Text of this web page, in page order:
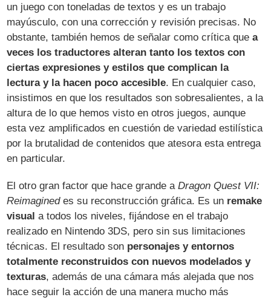
un juego con toneladas de textos y es un trabajo
mayúsculo, con una corrección y revisión precisas. No
obstante, también hemos de señalar como crítica quea
veces los traductores alteran tanto los textos con
ciertas expresiones y estilos que complican la
lectura y la hacen poco accesible. En cualquier caso,
insistimos en que los resultados son sobresalientes, a la
altura de lo que hemos visto en otros juegos, aunque
esta vez amplificados en cuestión de variedad estilística
por la brutalidad de contenidos que atesora esta entrega
en particular.
El otro gran factor que hace grande aDragon Quest VII:
Reimaginedes su reconstrucción gráfica. Es un remake
visual a todos los niveles, fijándose en el trabajo
realizado en Nintendo 3DS, pero sin sus limitaciones
técnicas. El resultado son personajes y entornos
totalmente reconstruidos con nuevos modelados y
texturas, además de una cámara más alejada que nos
hace seguir la acción de una manera mucho más